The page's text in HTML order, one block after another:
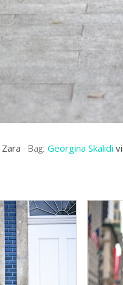
Zara · Bag:Georgina Skalidi